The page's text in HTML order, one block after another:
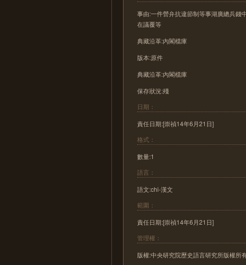
事由:一件營弁抗違節制等事湖廣總兵錢
在議覆等
典藏沿革:內閣檔庫
版本:原件
典藏沿革:內閣檔庫
保存狀況:殘
日期：
責任日期:[崇禎14年6月21日]
格式：
數量:1
語言：
語文:chi-漢文
範圍：
責任日期:[崇禎14年6月21日]
管理權：
版權:中央研究院歷史語言研究所版權所